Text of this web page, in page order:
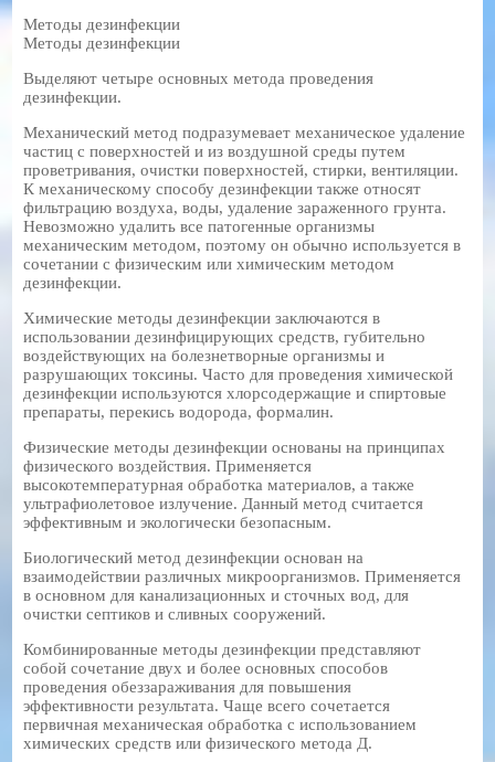
Методы дезинфекции
Методы дезинфекции
Выделяют четыре основных метода проведения
дезинфекции.
Механический метод подразумевает механическое удаление
частиц с поверхностей и из воздушной среды путем
проветривания, очистки поверхностей, стирки, вентиляции.
К механическому способу дезинфекции также относят
фильтрацию воздуха, воды, удаление зараженного грунта.
Невозможно удалить все патогенные организмы
механическим методом, поэтому он обычно используется в
сочетании с физическим или химическим методом
дезинфекции.
Химические методы дезинфекции заключаются в
использовании дезинфицирующих средств, губительно
воздействующих на болезнетворные организмы и
разрушающих токсины. Часто для проведения химической
дезинфекции используются хлорсодержащие и спиртовые
препараты, перекись водорода, формалин.
Физические методы дезинфекции основаны на принципах
физического воздействия. Применяется
высокотемпературная обработка материалов, а также
ультрафиолетовое излучение. Данный метод считается
эффективным и экологически безопасным.
Биологический метод дезинфекции основан на
взаимодействии различных микроорганизмов. Применяется
в основном для канализационных и сточных вод, для
очистки септиков и сливных сооружений.
Комбинированные методы дезинфекции представляют
собой сочетание двух и более основных способов
проведения обеззараживания для повышения
эффективности результата. Чаще всего сочетается
первичная механическая обработка с использованием
химических средств или физического метода Д.